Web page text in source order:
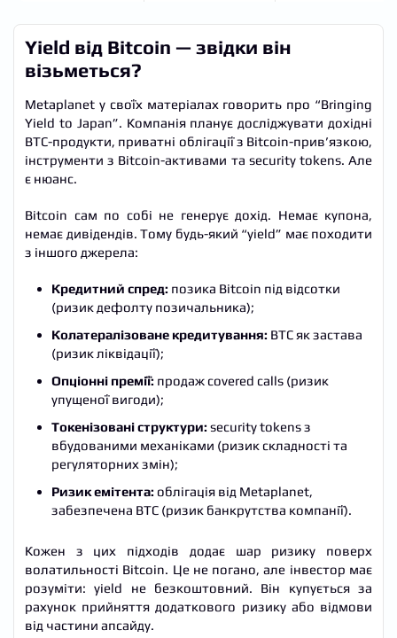
Yield від Bitcoin — звідки він
візьметься?
Metaplanet у своїх матеріалах говорить про “Bringing
Yield to Japan”. Компанія планує досліджувати дохідні
BTC-продукти, приватні облігації з Bitcoin-прив’язкою,
інструменти з Bitcoin-активами та security tokens. Але
є нюанс.
Bitcoin сам по собі не генерує дохід. Немає купона,
немає дивідендів. Тому будь-який “yield” має походити
з іншого джерела:
Кредитний спред: позика Bitcoin під відсотки
(ризик дефолту позичальника);
Колатералізоване кредитування: BTC як застава
(ризик ліквідації);
Опціонні премії: продаж covered calls (ризик
упущеної вигоди);
Токенізовані структури:security tokens з
вбудованими механіками (ризик складності та
регуляторних змін);
Ризик емітента:облігація від Metaplanet,
забезпечена BTC (ризик банкрутства компанії).
Кожен з цих підходів додає шар ризику поверх
волатильності Bitcoin. Це не погано, але інвестор має
розуміти: yield не безкоштовний. Він купується за
рахунок прийняття додаткового ризику або відмови
від частини апсайду.